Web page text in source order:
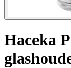
Haceka